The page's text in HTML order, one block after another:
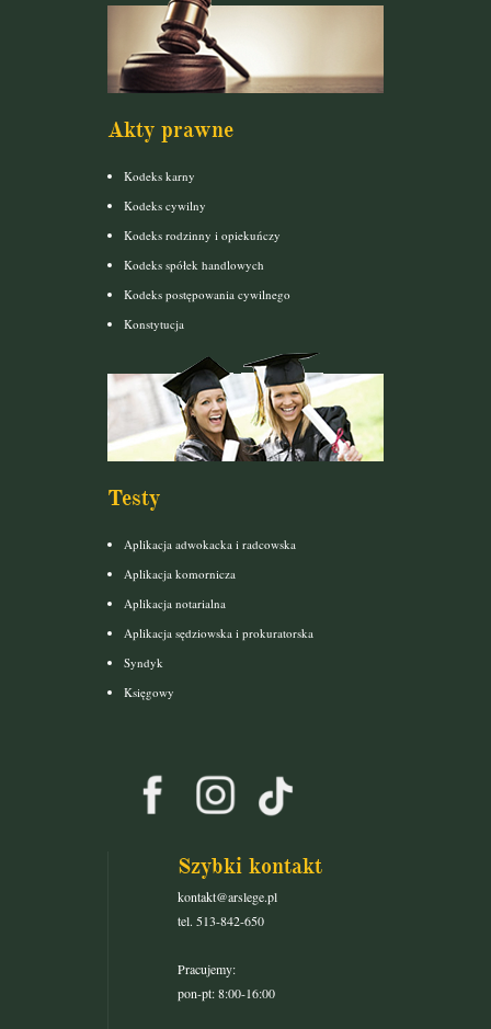
Akty prawne
Kodeks karny
Kodeks cywilny
Kodeks rodzinny i opiekuńczy
Kodeks spółek handlowych
Kodeks postępowania cywilnego
Konstytucja
Testy
Aplikacja adwokacka i radcowska
Aplikacja komornicza
Aplikacja notarialna
Aplikacja sędziowska i prokuratorska
Syndyk
Księgowy
Szybki kontakt
kontakt@arslege.pl
tel. 513-842-650
Pracujemy:
pon-pt: 8:00-16:00